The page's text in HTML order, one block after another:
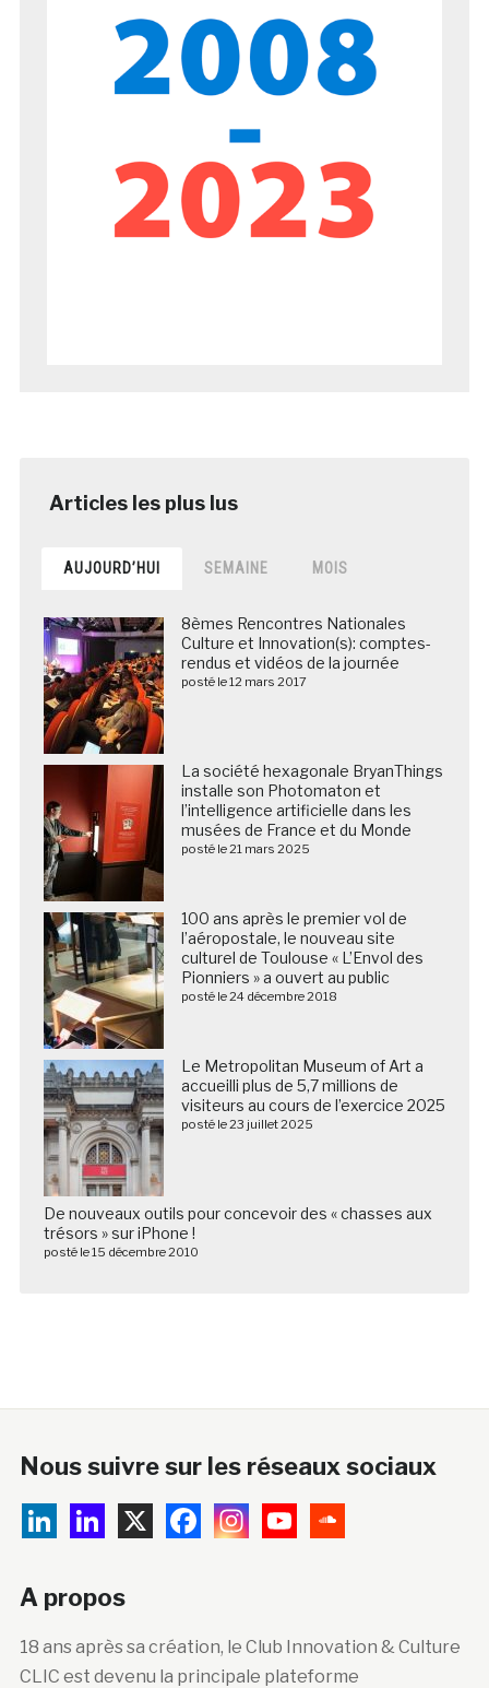
AUJOURD’HUI SEMAINE MOIS
8èmes Rencontres Nationales
Culture et Innovation(s): comptes-
rendus et vidéos de la journée
posté le 12 mars 2017
La société hexagonale BryanThings
installe son Photomaton et
l’intelligence artificielle dans les
musées de France et du Monde
posté le 21 mars 2025
100 ans après le premier vol de
l’aéropostale, le nouveau site
culturel de Toulouse « L’Envol des
Pionniers » a ouvert au public
posté le 24 décembre 2018
Le Metropolitan Museum of Art a
accueilli plus de 5,7 millions de
visiteurs au cours de l’exercice 2025
posté le 23 juillet 2025
De nouveaux outils pour concevoir des « chasses aux
trésors » sur iPhone !
posté le 15 décembre 2010
Nous suivre sur les réseaux sociaux
A propos
18 ans après sa création, le Club Innovation & Culture
CLIC est devenu la principale plateforme